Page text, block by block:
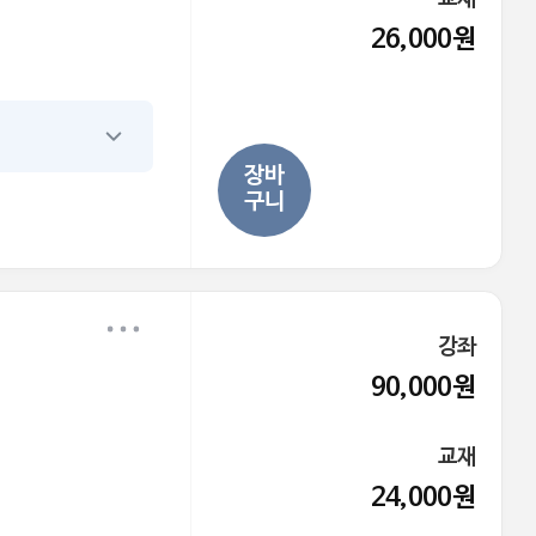
26,000원
장바
구니
강좌
90,000원
교재
24,000원